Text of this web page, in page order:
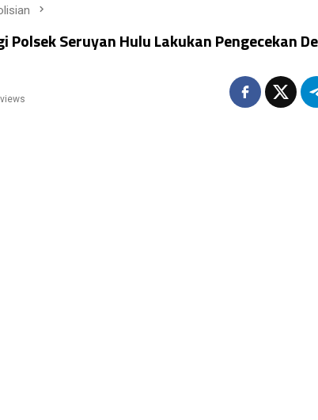
Polsek Seruyan Hulu Lakukan Pengecekan